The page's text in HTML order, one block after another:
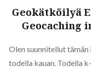
Geokätköilyä
Geocaching
Olen suunnitellut
todella kauan. Todella